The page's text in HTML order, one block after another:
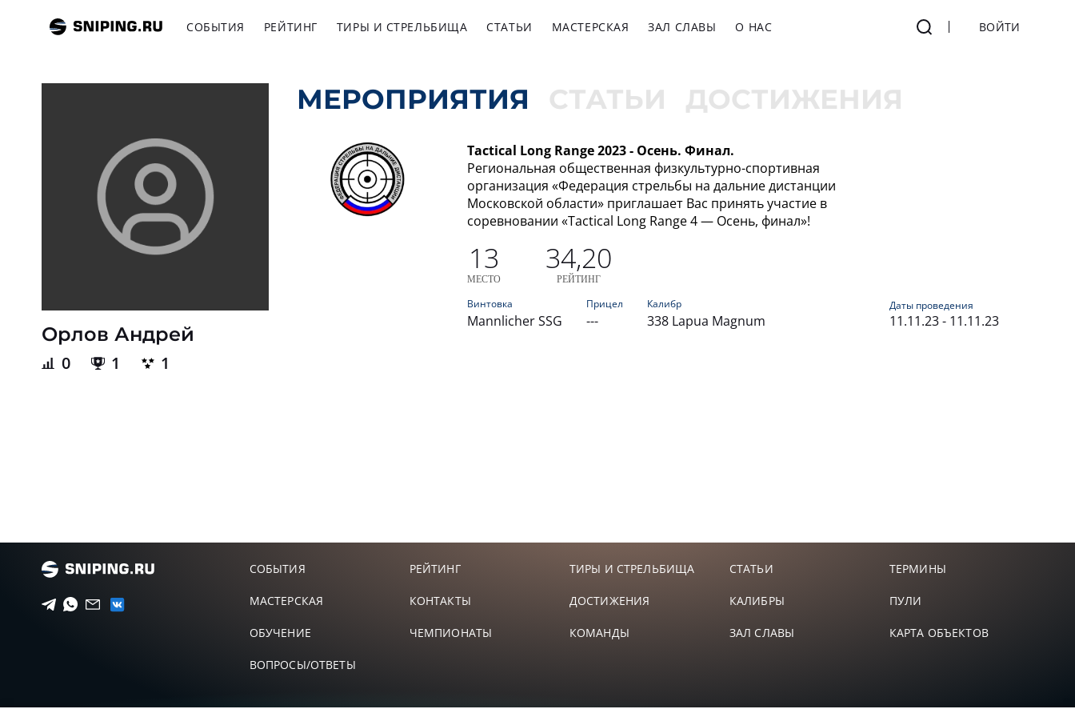
СОБЫТИЯ РЕЙТИНГ ТИРЫ И СТРЕЛЬБИЩА СТАТЬИ МАСТЕРСКАЯ ЗАЛ СЛАВЫ О НАС ВОЙТИ
Орлов Андрей
0 1 1
МЕРОПРИЯТИЯ СТАТЬИ ДОСТИЖЕНИЯ
Tactical Long Range 2023 - Осень. Финал.
Региональная общественная физкультурно-спортивная
организация «Федерация стрельбы на дальние дистанции
Московской области» приглашает Вас принять участие в
соревновании «Tactical Long Range 4 — Осень, финал»!
13
МЕСТО
34,20
РЕЙТИНГ
Винтовка
Mannlicher SSG
Прицел
---
Калибр
338 Lapua Magnum
Даты проведения
11.11.23 - 11.11.23
СОБЫТИЯ РЕЙТИНГ ТИРЫ И СТРЕЛЬБИЩА СТАТЬИ ТЕРМИНЫ
МАСТЕРСКАЯ КОНТАКТЫ ДОСТИЖЕНИЯ КАЛИБРЫ ПУЛИ
ОБУЧЕНИЕ ЧЕМПИОНАТЫ КОМАНДЫ ЗАЛ СЛАВЫ КАРТА ОБЪЕКТОВ
ВОПРОСЫ/ОТВЕТЫ